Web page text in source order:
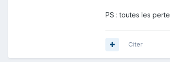
PS : toutes les
Citer